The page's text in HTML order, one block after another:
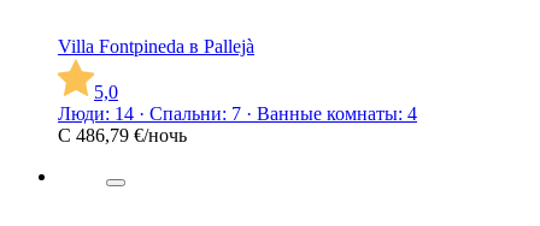
Villa Fontpineda в Pallejà
5,0
Люди: 14 · Спальни: 7 · Ванные комнаты: 4
С 486,79 €/ночь